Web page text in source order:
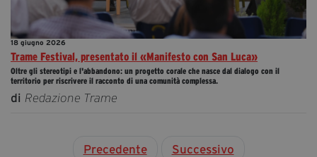
18 giugno 2026
Trame Festival, presentato il «Manifesto con San Luca»
Oltre gli stereotipi e l'abbandono: un progetto corale che nasce dal dialogo con il
territorio per riscrivere il racconto di una comunità complessa.
di Redazione Trame
Precedente Successivo